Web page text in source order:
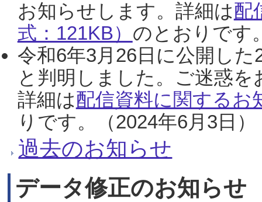
お知らせします。詳細は配
式：121KB） のとおりです
令和6年3月26日に公開し
と判明しました。ご迷惑
詳細は配信資料に関するお
りです。（2024年6月3日）
過去のお知らせ
データ修正のお知らせ